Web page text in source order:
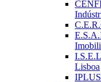
Lisboa